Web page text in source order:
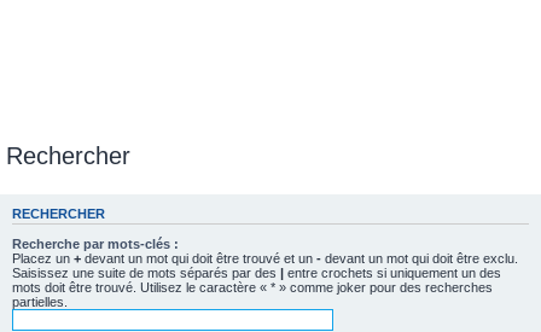
Rechercher
RECHERCHER
Recherche par mots-clés :
Placez un + devant un mot qui doit être trouvé et un - devant un mot qui doit être exclu.
Saisissez une suite de mots séparés par des | entre crochets si uniquement un des
mots doit être trouvé. Utilisez le caractère « * » comme joker pour des recherches
partielles.